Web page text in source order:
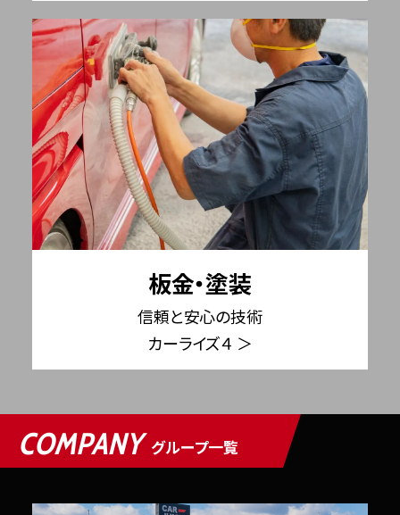
板金・塗装
信頼と安心の技術
カーライズ４ ＞
COMPANY グループ一覧